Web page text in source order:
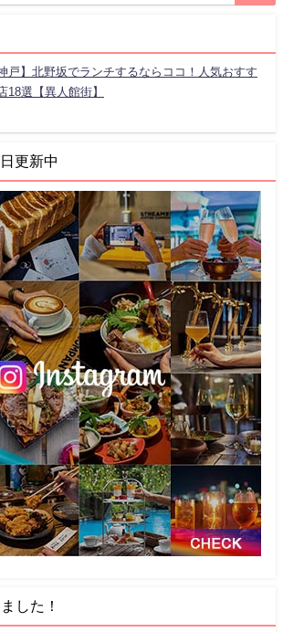
神戸】北野坂でランチするならココ！人気おすす
18選【異人館街】
更新中
した！